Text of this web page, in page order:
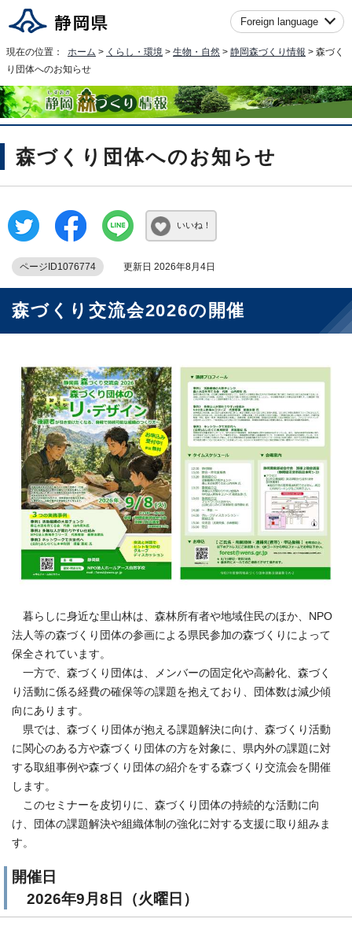
Foreign language
現在の位置： ホーム > くらし・環境 > 生物・自然 > 静岡森づくり情報 > 森づく
り団体へのお知らせ
森づくり団体へのお知らせ
いいね！
ページID1076774 更新日 2026年8月4日
森づくり交流会2026の開催
暮らしに身近な里山林は、森林所有者や地域住民のほか、NPO
法人等の森づくり団体の参画による県民参加の森づくりによって
保全されています。
一方で、森づくり団体は、メンバーの固定化や高齢化、森づく
り活動に係る経費の確保等の課題を抱えており、団体数は減少傾
向にあります。
県では、森づくり団体が抱える課題解決に向け、森づくり活動
に関心のある方や森づくり団体の方を対象に、県内外の課題に対
する取組事例や森づくり団体の紹介をする森づくり交流会を開催
します。
このセミナーを皮切りに、森づくり団体の持続的な活動に向
け、団体の課題解決や組織体制の強化に対する支援に取り組みま
す。
開催日
2026年9月8日（火曜日）